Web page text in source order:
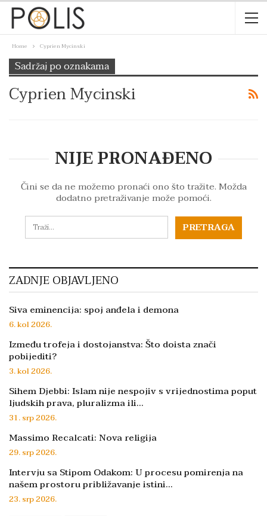
Home Cyprien Mycinski
Sadržaj po oznakama
Cyprien Mycinski
NIJE PRONAĐENO
Čini se da ne možemo pronaći ono što tražite. Možda
dodatno pretraživanje može pomoći.
ZADNJE OBJAVLJENO
Siva eminencija: spoj anđela i demona
6. kol 2026.
Između trofeja i dostojanstva: Što doista znači
pobijediti?
3. kol 2026.
Sihem Djebbi: Islam nije nespojiv s vrijednostima poput
ljudskih prava, pluralizma ili…
31. srp 2026.
Massimo Recalcati: Nova religija
29. srp 2026.
Intervju sa Stipom Odakom: U procesu pomirenja na
našem prostoru približavanje istini…
23. srp 2026.